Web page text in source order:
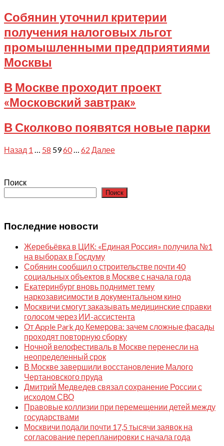
2023-
08-
15
Собянин уточнил критерии
получения налоговых льгот
промышленными предприятиями
Москвы
2023-
08-
15
В Москве проходит проект
«Московский завтрак»
2023-
08-
В Сколково появятся новые парки
2023-
Пагинация
Назад 1 … 58 5960… 62 Далее
Поиск
Поиск
Последние новости
Жеребьёвка в ЦИК: «Единая Россия» получила №1
на выборах в Госдуму
Собянин сообщил о строительстве почти 40
социальных объектов в Москве с начала года
Екатеринбург вновь поднимет тему
наркозависимости в документальном кино
Москвичи смогут заказывать медицинские справки
голосом через ИИ-ассистента
От Apple Park до Кемерова: зачем сложные фасады
проходят повторную сборку
Ночной велофестиваль в Москве перенесли на
неопределенный срок
В Москве завершили восстановление Малого
Чертановского пруда
Дмитрий Медведев связал сохранение России с
исходом СВО
Правовые коллизии при перемещении детей между
государствами
Москвичи подали почти 17,5 тысячи заявок на
согласование перепланировки с начала года